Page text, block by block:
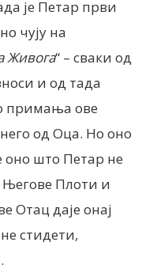
је Петар први
чују на
Живога“ – сваки од
и од тада
примања ове
од Оца. Но оно
оно што Петар не
Плоти и
Отац даје онај
стидети,